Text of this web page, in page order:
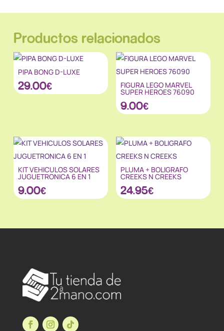
Productos relacionados
PIPA BONG D-LUXE
29.00€ FIGURA LEGO MARVEL
SUPER HEROES 76090
9.00€
KIT VEHICULOS SOLARES
JUGUETRONICA 6 EN 1
9.00€
PLUMA + BOLIGRAFO
CREEKS N CREEKS
24.95€